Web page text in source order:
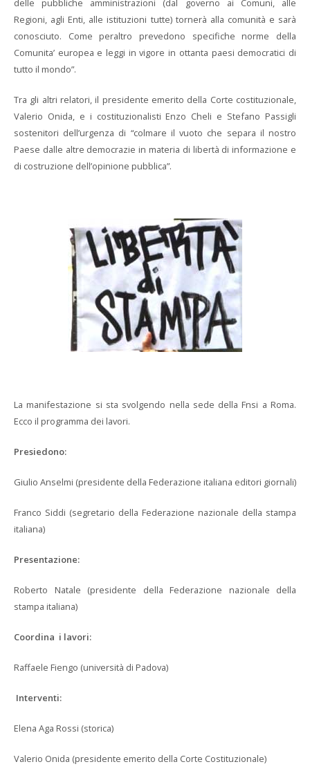
delle pubbliche amministrazioni (dal governo ai Comuni, alle
Regioni, agli Enti, alle istituzioni tutte) tornerà alla comunità e sarà
conosciuto. Come peraltro prevedono specifiche norme della
Comunita’ europea e leggi in vigore in ottanta paesi democratici di
tutto il mondo”.
Tra gli altri relatori, il presidente emerito della Corte costituzionale,
Valerio Onida, e i costituzionalisti Enzo Cheli e Stefano Passigli
sostenitori dell’urgenza di “colmare il vuoto che separa il nostro
Paese dalle altre democrazie in materia di libertà di informazione e
di costruzione dell’opinione pubblica”.
La manifestazione si sta svolgendo nella sede della Fnsi a Roma.
Ecco il programma dei lavori.
Presiedono:
Giulio Anselmi (presidente della Federazione italiana editori giornali)
Franco Siddi (segretario della Federazione nazionale della stampa
italiana)
Presentazione:
Roberto Natale (presidente della Federazione nazionale della
stampa italiana)
Coordina i lavori:
Raffaele Fiengo (università di Padova)
Interventi:
Elena Aga Rossi (storica)
Valerio Onida (presidente emerito della Corte Costituzionale)